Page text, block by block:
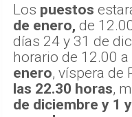
Los puestos
de enero, de
días 24 y 31 de
horario de 12.00
enero, víspera de
las 22.30 horas,
de diciembre y 1